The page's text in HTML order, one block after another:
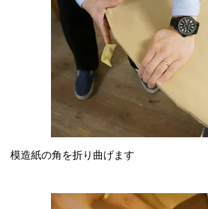
模造紙の角を折り曲げます